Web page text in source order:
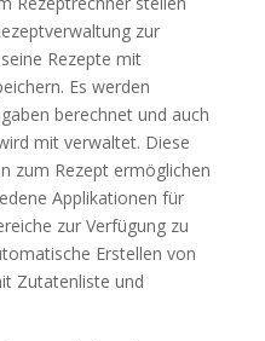
zur
Rezepte mit
Es werden
berechnet und auch
mit verwaltet. Diese
zum Rezept ermöglichen
Applikationen für
zur Verfügung zu
Erstellen von
Zutatenliste und